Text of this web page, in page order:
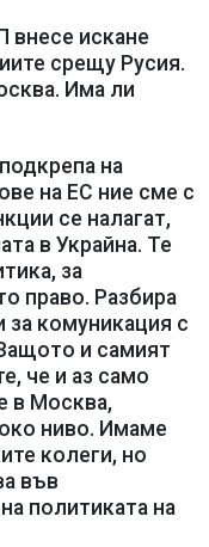
внесе искане
срещу Русия.
Има ли
на
на ЕС ние сме с
се налагат,
в Украйна. Те
за
право. Разбира
за комуникация с
и самият
че и аз само
в Москва,
ниво. Имаме
колеги, но
във
политиката на